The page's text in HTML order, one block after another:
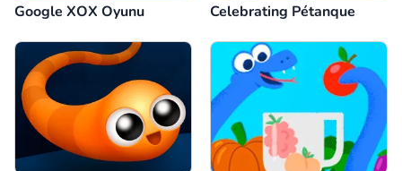
Google XOX Oyunu Celebrating Pétanque